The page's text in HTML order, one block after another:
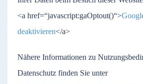
<a href=“javascript:gaOptout()“>
deaktivieren</a>
Nähere Informationen zu
Datenschutz finden Sie unter